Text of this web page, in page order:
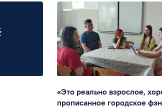
«Это реально взрослое,
прописанное городское